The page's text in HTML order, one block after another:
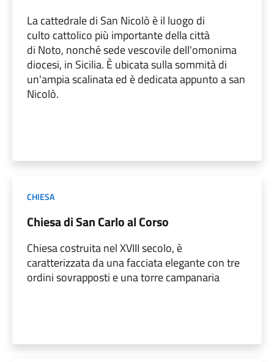
La cattedrale di San Nicolò è il luogo di
culto cattolico più importante della città
di Noto, nonché sede vescovile dell'omonima
diocesi, in Sicilia. È ubicata sulla sommità di
un'ampia scalinata ed è dedicata appunto a san
Nicolò.
CHIESA
Chiesa di San Carlo al Corso
Chiesa costruita nel XVIII secolo, è
caratterizzata da una facciata elegante con tre
ordini sovrapposti e una torre campanaria